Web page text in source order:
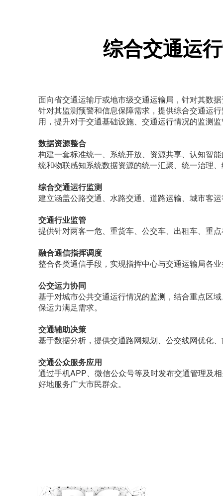
综合交通运
面向省交通运输厅或地市级交通运输局，针对其数
针对其监测预警和信息保障需求，提供综合交通运
用，提升对于交通基础设施、交通运行情况的监测
数据资源整合
构建一套标准统一、系统开放、资源共享、认知智
统和物联感知系统数据资源的统一汇聚、统一治理
综合交通运行监测
建立涵盖公路交通、水路交通、道路运输、城市客
交通行业监管
提供针对两客一危、重货车、公交车、出租车、重
融合通信指挥调度
整合各类通信手段，实现指挥中心与交通运输局各
公交运力协同
基于对城市公共交通运行情况的监测，结合重点区
保运力满足需求。
交通辅助决策
基于数据分析，提供交通路网规划、公交线网优化
交通公众服务应用
通过手机APP、微信公众号等及时发布交通管理及
好地服务广大市民群众。